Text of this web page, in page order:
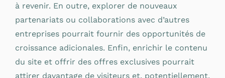
à revenir. En outre, explorer de nouveaux
partenariats ou collaborations avec d’autres
entreprises pourrait fournir des opportunités de
croissance adicionales. Enfin, enrichir le contenu
du site et offrir des offres exclusives pourrait
attirer davantage de visiteurs et, potentiellement,